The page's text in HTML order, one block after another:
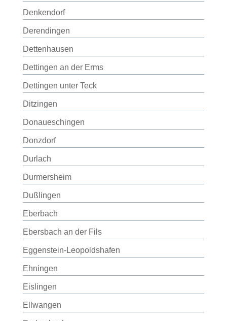
Denkendorf
Derendingen
Dettenhausen
Dettingen an der Erms
Dettingen unter Teck
Ditzingen
Donaueschingen
Donzdorf
Durlach
Durmersheim
Dußlingen
Eberbach
Ebersbach an der Fils
Eggenstein-Leopoldshafen
Ehningen
Eislingen
Ellwangen